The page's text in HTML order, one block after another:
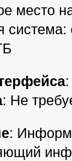
место
:
: Не
: